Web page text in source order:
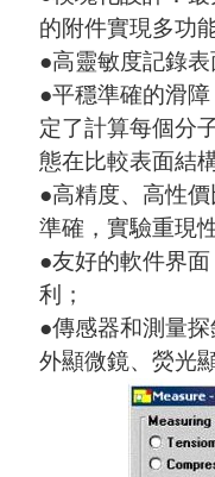
的附件實現多功
●高靈敏度記錄
●平穩準確的滑
定了計算每個分
態在比較表面結
●高精度、高性
準確，實驗重現
●友好的軟件界
利；
●傳感器和測量
外顯微鏡、熒光